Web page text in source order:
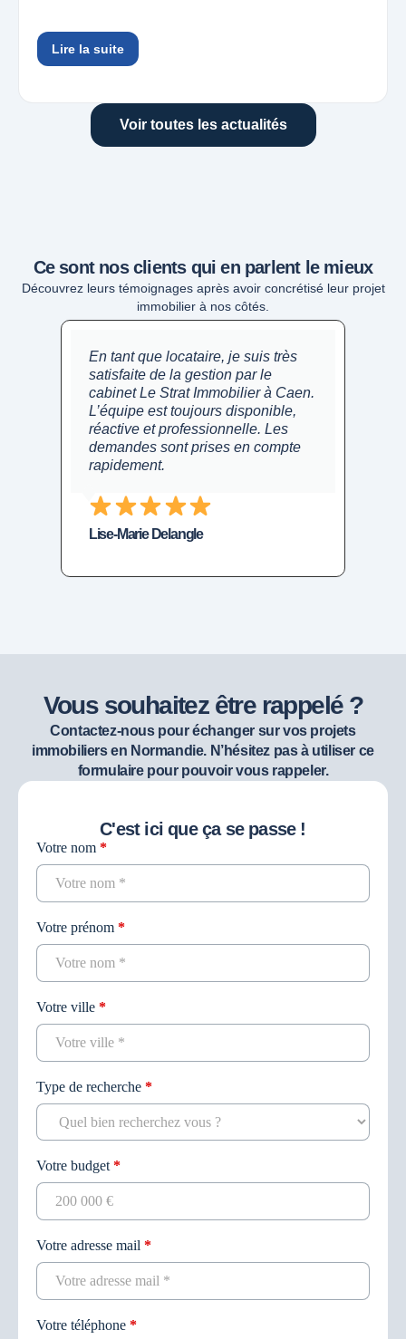
Lire la suite
Voir toutes les actualités
Ce sont nos clients qui en parlent le mieux
Découvrez leurs témoignages après avoir concrétisé leur projet
immobilier à nos côtés.
En tant que locataire, je suis très
satisfaite de la gestion par le
cabinet Le Strat Immobilier à Caen.
L’équipe est toujours disponible,
réactive et professionnelle. Les
demandes sont prises en compte
rapidement.
Lise-Marie Delangle
Vous souhaitez être rappelé ?
Contactez-nous pour échanger sur vos projets
immobiliers en Normandie. N’hésitez pas à utiliser ce
formulaire pour pouvoir vous rappeler.
C'est ici que ça se passe !
Contact
recherche
Votre nom *
Votre prénom *
Votre ville *
Type de recherche *
Votre budget *
Votre adresse mail *
Votre téléphone *